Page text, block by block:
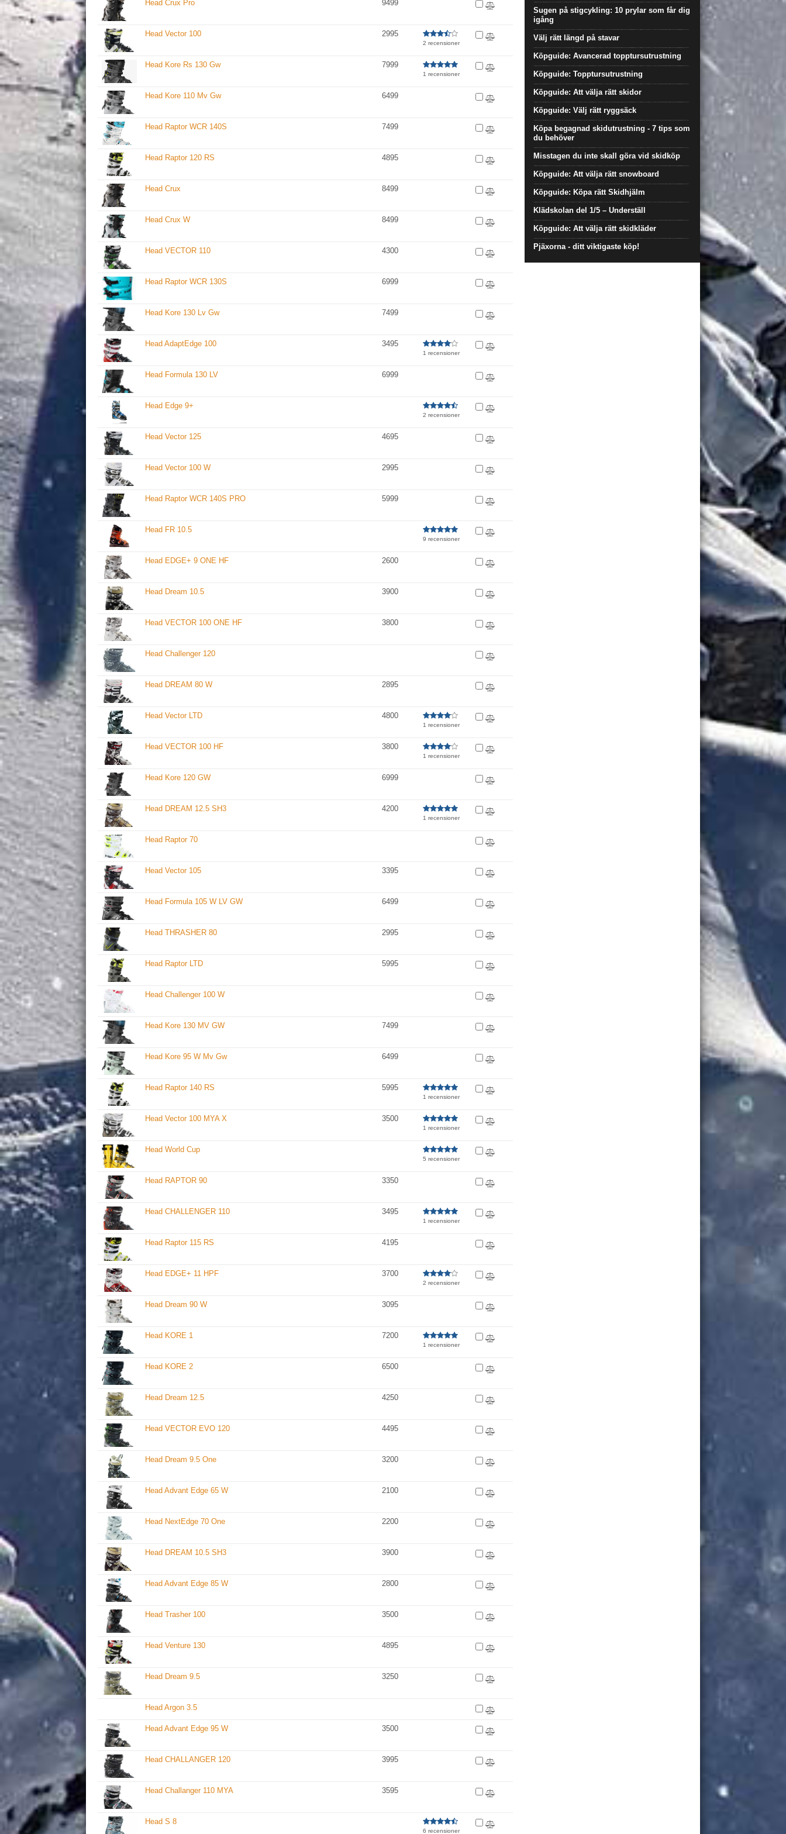
Head Crux Pro 9499
Head Vector 100 2995
2 recensioner
Head Kore Rs 130 Gw 7999
1 recensioner
Head Kore 110 Mv Gw 6499
Head Raptor WCR 140S 7499
Head Raptor 120 RS 4895
Head Crux 8499
Head Crux W 8499
Head VECTOR 110 4300
Head Raptor WCR 130S 6999
Head Kore 130 Lv Gw 7499
Head AdaptEdge 100 3495
1 recensioner
Head Formula 130 LV 6999
Head Edge 9+
2 recensioner
Head Vector 125 4695
Head Vector 100 W 2995
Head Raptor WCR 140S PRO 5999
Head FR 10.5
9 recensioner
Head EDGE+ 9 ONE HF 2600
Head Dream 10.5 3900
Head VECTOR 100 ONE HF 3800
Head Challenger 120
Head DREAM 80 W 2895
Head Vector LTD 4800
1 recensioner
Head VECTOR 100 HF 3800
1 recensioner
Head Kore 120 GW 6999
Head DREAM 12.5 SH3 4200
1 recensioner
Head Raptor 70
Head Vector 105 3395
Head Formula 105 W LV GW 6499
Head THRASHER 80 2995
Head Raptor LTD 5995
Head Challenger 100 W
Head Kore 130 MV GW 7499
Head Kore 95 W Mv Gw 6499
Head Raptor 140 RS 5995
1 recensioner
Head Vector 100 MYA X 3500
1 recensioner
Head World Cup
5 recensioner
Head RAPTOR 90 3350
Head CHALLENGER 110 3495
1 recensioner
Head Raptor 115 RS 4195
Head EDGE+ 11 HPF 3700
2 recensioner
Head Dream 90 W 3095
Head KORE 1 7200
1 recensioner
Head KORE 2 6500
Head Dream 12.5 4250
Head VECTOR EVO 120 4495
Head Dream 9.5 One 3200
Head Advant Edge 65 W 2100
Head NextEdge 70 One 2200
Head DREAM 10.5 SH3 3900
Head Advant Edge 85 W 2800
Head Trasher 100 3500
Head Venture 130 4895
Head Dream 9.5 3250
Head Argon 3.5
Head Advant Edge 95 W 3500
Head CHALLANGER 120 3995
Head Challanger 110 MYA 3595
Head S 8
6 recensioner
Sugen på stigcykling: 10 prylar som får dig
igång
Välj rätt längd på stavar
Köpguide: Avancerad topptursutrustning
Köpguide: Topptursutrustning
Köpguide: Att välja rätt skidor
Köpguide: Välj rätt ryggsäck
Köpa begagnad skidutrustning - 7 tips som
du behöver
Misstagen du inte skall göra vid skidköp
Köpguide: Att välja rätt snowboard
Köpguide: Köpa rätt Skidhjälm
Klädskolan del 1/5 – Underställ
Köpguide: Att välja rätt skidkläder
Pjäxorna - ditt viktigaste köp!